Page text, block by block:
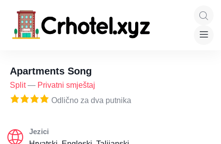
Apartments Song
Split— Privatni smještaj
Odlično za dva putnika
Jezici